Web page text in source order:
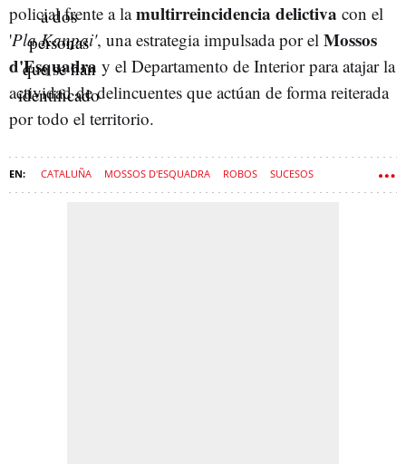
policial frente a lamultirreincidencia delictiva con el
'Pla Kanpai', una estrategia impulsada por el Mossos
d'Esquadra y el Departamento de Interior para atajar la
actividad de delincuentes que actúan de forma reiterada
por todo el territorio.
CATALUÑA MOSSOS D'ESQUADRA ROBOS SUCESOS